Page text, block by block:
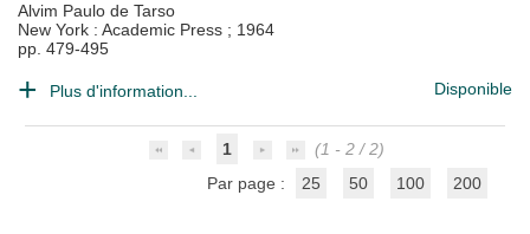
Alvim Paulo de Tarso
New York : Academic Press ; 1964
pp. 479-495
Plus d'information... Disponible
1
(1 - 2 / 2)
Par page :
25 50 100 200